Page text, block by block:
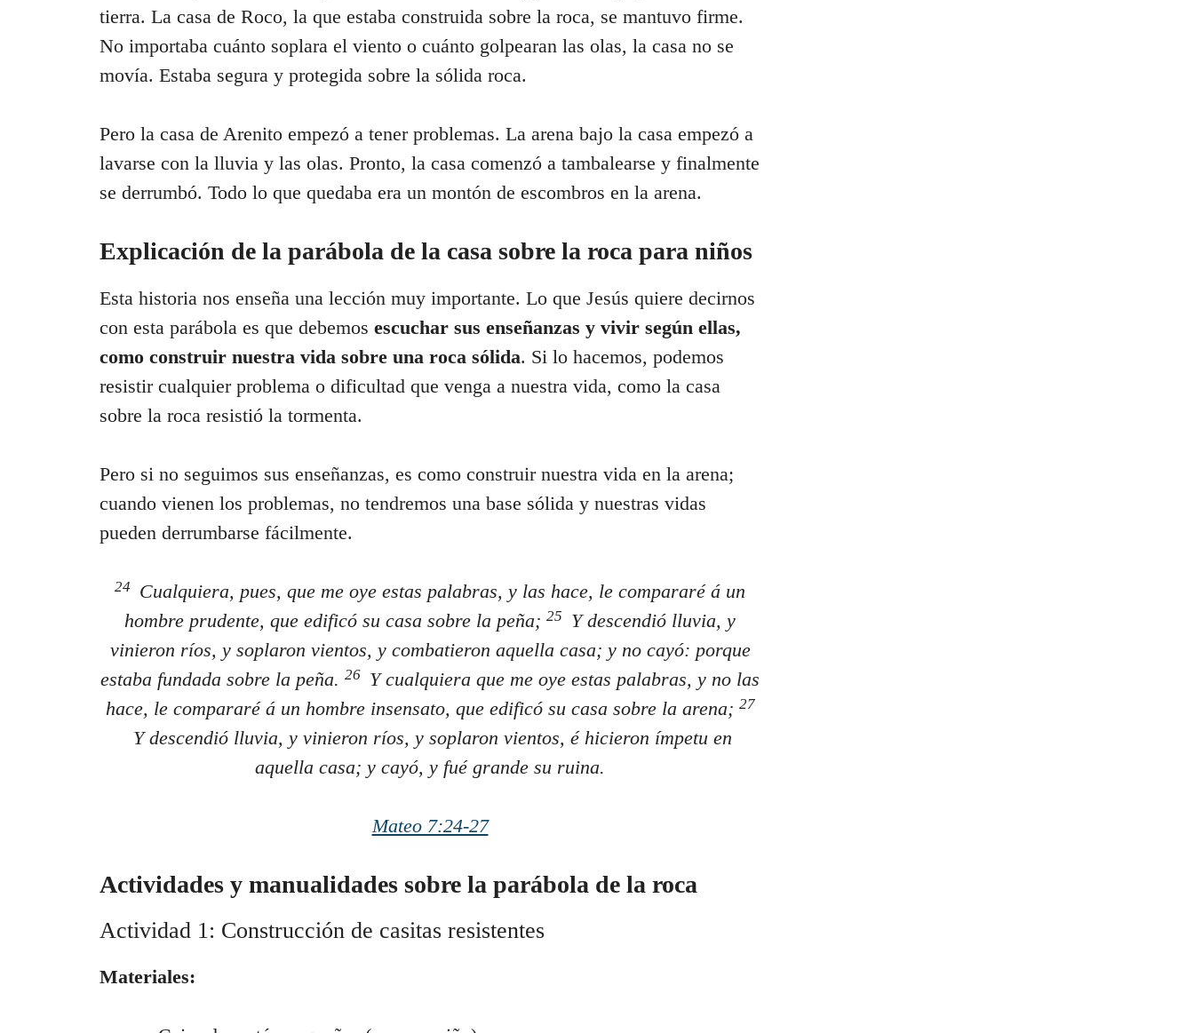
tierra. La casa de Roco, la que estaba construida sobre la roca, se mantuvo firme.
No importaba cuánto soplara el viento o cuánto golpearan las olas, la casa no se
movía. Estaba segura y protegida sobre la sólida roca.
Pero la casa de Arenito empezó a tener problemas. La arena bajo la casa empezó a
lavarse con la lluvia y las olas. Pronto, la casa comenzó a tambalearse y finalmente
se derrumbó. Todo lo que quedaba era un montón de escombros en la arena.
Explicación de la parábola de la casa sobre la roca para niños
Esta historia nos enseña una lección muy importante. Lo que Jesús quiere decirnos
con esta parábola es que debemos escuchar sus enseñanzas y vivir según ellas,
como construir nuestra vida sobre una roca sólida. Si lo hacemos, podemos
resistir cualquier problema o dificultad que venga a nuestra vida, como la casa
sobre la roca resistió la tormenta.
Pero si no seguimos sus enseñanzas, es como construir nuestra vida en la arena;
cuando vienen los problemas, no tendremos una base sólida y nuestras vidas
pueden derrumbarse fácilmente.
24
Cualquiera, pues, que me oye estas palabras, y las hace, le compararé á un
hombre prudente, que edificó su casa sobre la peña; 25
Y descendió lluvia, y
vinieron ríos, y soplaron vientos, y combatieron aquella casa; y no cayó: porque
estaba fundada sobre la peña. 26 Y cualquiera que me oye estas palabras, y no las
hace, le compararé á un hombre insensato, que edificó su casa sobre la arena; 27
Y descendió lluvia, y vinieron ríos, y soplaron vientos, é hicieron ímpetu en
aquella casa; y cayó, y fué grande su ruina.
Mateo 7:24-27
Actividades y manualidades sobre la parábola de la roca
Actividad 1: Construcción de casitas resistentes
Materiales: